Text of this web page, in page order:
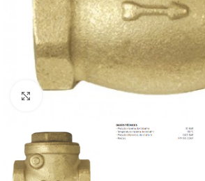
Clique para ampliar